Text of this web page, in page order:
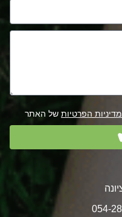
מדיניות הפרטיות של האתר